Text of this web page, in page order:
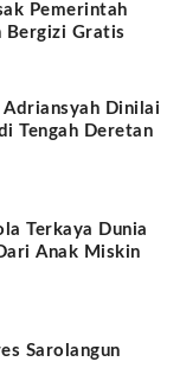
Pemerintah
Bergizi Gratis
Adriansyah Dinilai
Tengah Deretan
Terkaya Dunia
Anak Miskin
Sarolangun